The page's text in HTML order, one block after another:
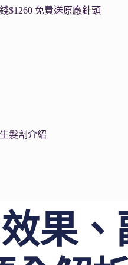
$1260 免費送原廠針頭
髮劑介紹
果